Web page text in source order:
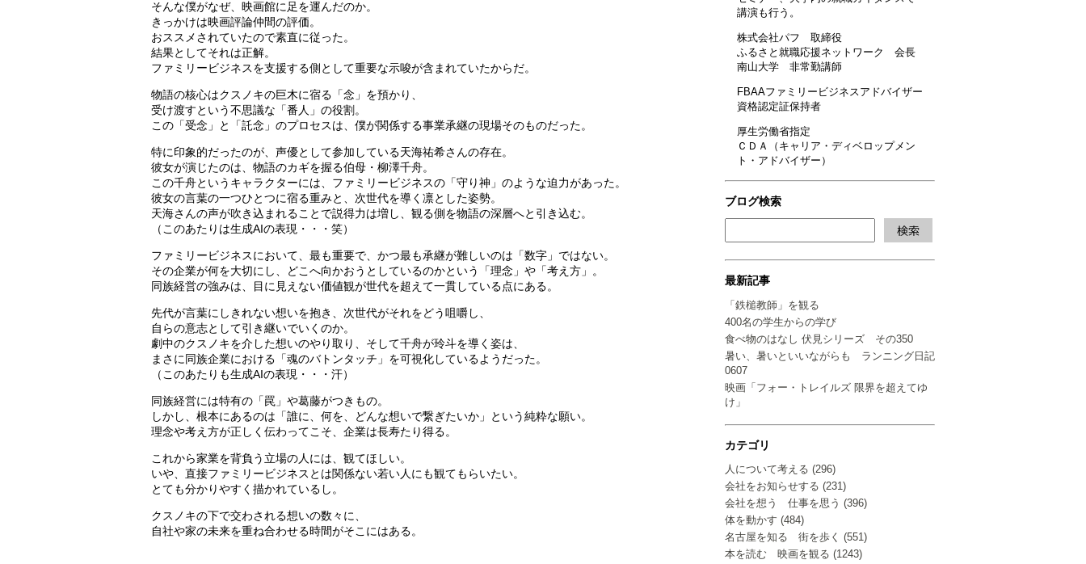
講演も行う。
株式会社パフ 取締役
ふるさと就職応援ネットワーク 会長
南山大学 非常勤講師
FBAAファミリービジネスアドバイザー
資格認定証保持者
厚生労働省指定
ＣＤＡ（キャリア・ディベロップメン
ト・アドバイザー）
ブログ検索
最新記事
「鉄槌教師」を観る
400名の学生からの学び
食べ物のはなし 伏見シリーズ その350
暑い、暑いといいながらも ランニング日記
0607
映画「フォー・トレイルズ 限界を超えてゆ
け」
カテゴリ
人について考える (296)
会社をお知らせする (231)
会社を想う 仕事を思う (396)
体を動かす (484)
名古屋を知る 街を歩く (551)
本を読む 映画を観る (1243)
そんな僕がなぜ、映画館に足を運んだのか。
きっかけは映画評論仲間の評価。
おススメされていたので素直に従った。
結果としてそれは正解。
ファミリービジネスを支援する側として重要な示唆が含まれていたからだ。
物語の核心はクスノキの巨木に宿る「念」を預かり、
受け渡すという不思議な「番人」の役割。
この「受念」と「託念」のプロセスは、僕が関係する事業承継の現場そのものだった。
特に印象的だったのが、声優として参加している天海祐希さんの存在。
彼女が演じたのは、物語のカギを握る伯母・柳澤千舟。
この千舟というキャラクターには、ファミリービジネスの「守り神」のような迫力があった。
彼女の言葉の一つひとつに宿る重みと、次世代を導く凛とした姿勢。
天海さんの声が吹き込まれることで説得力は増し、観る側を物語の深層へと引き込む。
（このあたりは生成AIの表現・・・笑）
ファミリービジネスにおいて、最も重要で、かつ最も承継が難しいのは「数字」ではない。
その企業が何を大切にし、どこへ向かおうとしているのかという「理念」や「考え方」。
同族経営の強みは、目に見えない価値観が世代を超えて一貫している点にある。
先代が言葉にしきれない想いを抱き、次世代がそれをどう咀嚼し、
自らの意志として引き継いでいくのか。
劇中のクスノキを介した想いのやり取り、そして千舟が玲斗を導く姿は、
まさに同族企業における「魂のバトンタッチ」を可視化しているようだった。
（このあたりも生成AIの表現・・・汗）
同族経営には特有の「罠」や葛藤がつきもの。
しかし、根本にあるのは「誰に、何を、どんな想いで繋ぎたいか」という純粋な願い。
理念や考え方が正しく伝わってこそ、企業は長寿たり得る。
これから家業を背負う立場の人には、観てほしい。
いや、直接ファミリービジネスとは関係ない若い人にも観てもらいたい。
とても分かりやすく描かれているし。
クスノキの下で交わされる想いの数々に、
自社や家の未来を重ね合わせる時間がそこにはある。